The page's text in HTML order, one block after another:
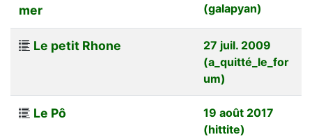
mer
(galapyan)
Le petit Rhone
27 juil. 2009
(a_quitté_le_for
um)
Le Pô
19 août 2017
(hittite)